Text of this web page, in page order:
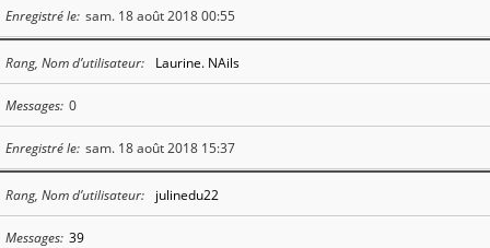
Enregistré le sam. 18 août 2018 00:55
Rang, Nom d’utilisateur Laurine. NAils
Messages 0
Enregistré le sam. 18 août 2018 15:37
Rang, Nom d’utilisateur julinedu22
Messages 39